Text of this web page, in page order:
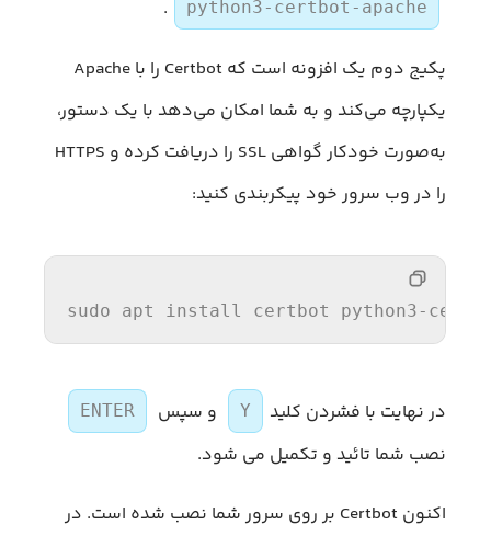
python3-certbot-apache
.
پکیج دوم یک افزونه است که Certbot را با Apache
یکپارچه می‌کند و به شما امکان می‌دهد با یک دستور،
به‌صورت خودکار گواهی SSL را دریافت کرده و HTTPS
را در وب سرور خود پیکربندی کنید:
sudo apt install
در نهایت با فشردن کلید Y و سپس ENTER
نصب شما تائید و تکمیل می شود.
اکنون Certbot بر روی سرور شما نصب شده است. در